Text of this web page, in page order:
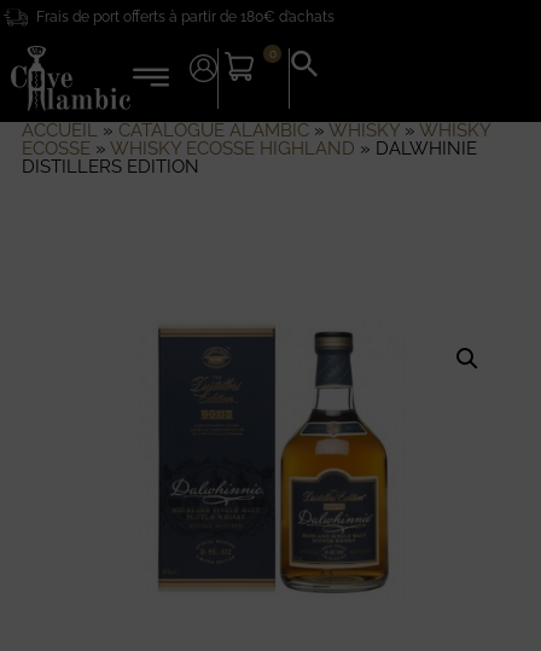
Frais de port offerts à partir de 180€ d’achats
0
Search
for:
ACCUEIL» CATALOGUE ALAMBIC» WHISKY» WHISKY
ECOSSE» WHISKY ECOSSE HIGHLAND » DALWHINIE
DISTILLERS EDITION